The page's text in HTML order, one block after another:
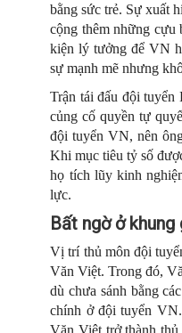
bằng sức trẻ. Sự xuất
cộng thêm những cựu
kiện lý tưởng để VN
sự mạnh mẽ nhưng
Trận tái đấu đội
củng cố quyền tự
đội tuyển VN, nên
Khi mục tiêu tỷ số
họ tích lũy kinh
lực.
Bất ngờ ở khung
Vị trí thủ môn đội
Văn Việt. Trong đó,
dù chưa sánh bằng
chính ở đội tuyển
Văn Việt trở thành